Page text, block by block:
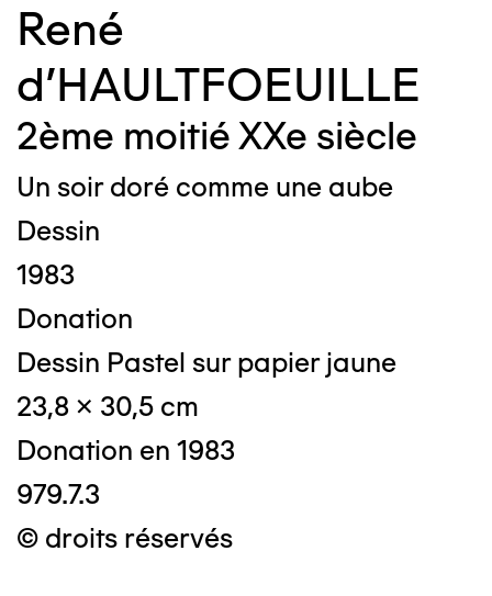
René
d'HAULTFOEUILLE
2ème moitié XXe siècle
Un soir doré comme une aube
Dessin
1983
Donation
Dessin Pastel sur papier jaune
23,8 x 30,5 cm
Donation en 1983
979.7.3
© droits réservés